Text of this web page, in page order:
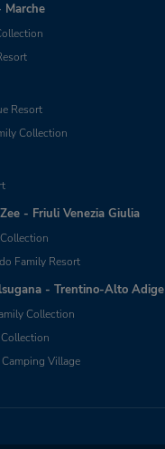
Marche
Resort
Collection
- Friuli Venezia Giulia
Family Resort
- Trentino-Alto Adige
Collection
Village